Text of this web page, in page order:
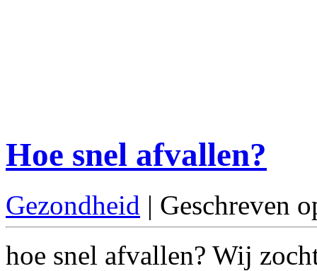
Hoe snel afvallen?
Gezondheid | Geschreven
hoe snel afvallen? Wij